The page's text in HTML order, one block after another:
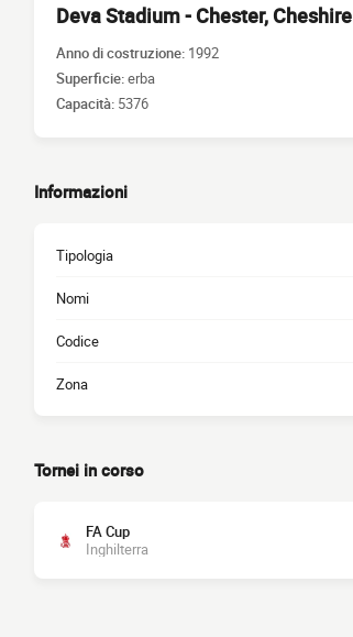
Deva Stadium - Chester, Cheshire
Anno di costruzione: 1992
Superficie:erba
Capacità: 5376
Informazioni
Tipologia
Nomi
Codice
Zona
Tornei in corso
FA Cup
Inghilterra